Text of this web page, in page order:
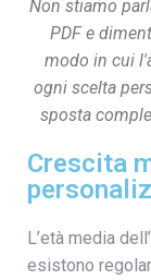
Non stiamo
PDF e
modo in cui
ogni scelta
sposta
Crescita
L’età media
esistono